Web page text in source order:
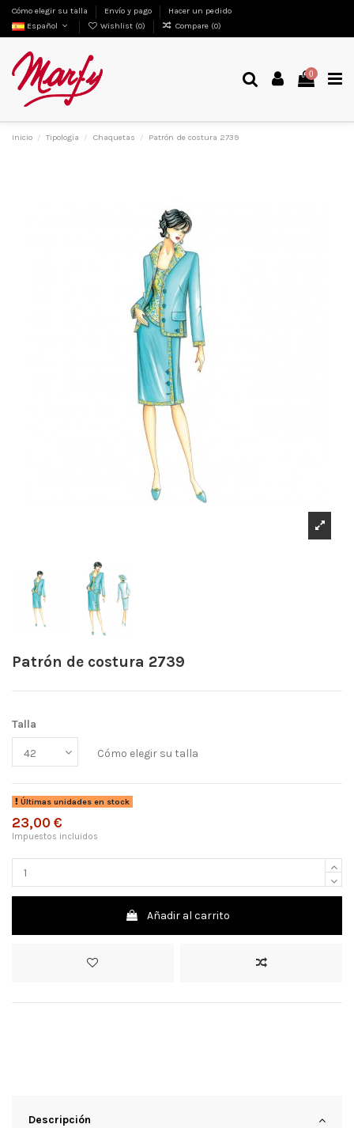
Cómo elegir su talla Envío y pago
Hacer un pedido
Español
Wishlist (0) Compare (0)
0
Inicio Tipologia Chaquetas Patrón de costura 2739
Patrón de costura 2739
Talla
Cómo elegir su talla
Últimas unidades en stock
23,00 €
Impuestos incluidos
Añadir al carrito
Descripción